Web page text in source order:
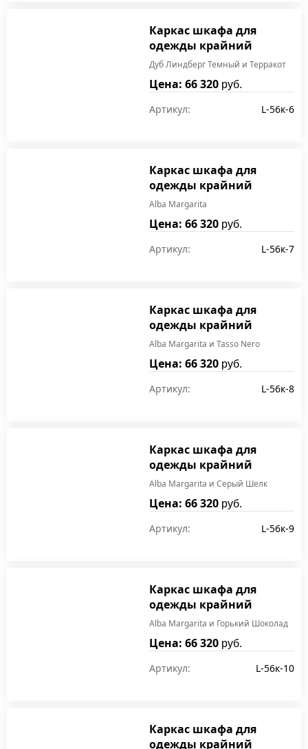
Каркас шкафа для
одежды крайний
Дуб Линдберг Темный и Терракот
Цена: 66 320 руб.
Артикул: L-56к-6
Каркас шкафа для
одежды крайний
Alba Margarita
Цена: 66 320 руб.
Артикул: L-56к-7
Каркас шкафа для
одежды крайний
Alba Margarita и Tasso Nero
Цена: 66 320 руб.
Артикул: L-56к-8
Каркас шкафа для
одежды крайний
Alba Margarita и Серый Шелк
Цена: 66 320 руб.
Артикул: L-56к-9
Каркас шкафа для
одежды крайний
Alba Margarita и Горький Шоколад
Цена: 66 320 руб.
Артикул: L-56к-10
Каркас шкафа для
одежды крайний